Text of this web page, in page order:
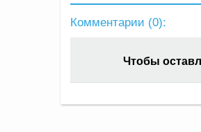
Комментарии (0):
Чтобы